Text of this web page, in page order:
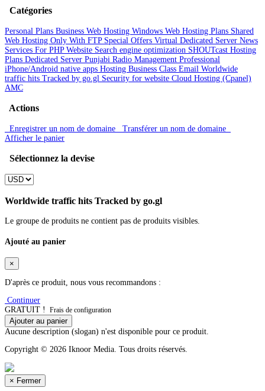
Catégories
Personal Plans Business Web Hosting Windows Web Hosting Plans Shared
Web Hosting Only With FTP Special Offers Virtual Dedicated Server News
Services For PHP Website Search engine optimization SHOUTcast Hosting
Plans Dedicated Server Punjabi Radio Management Professional
iPhone/Android native apps Hosting Business Class Email Worldwide
traffic hits Tracked by go.gl Security for website Cloud Hosting (Cpanel)
AMC
Actions
Enregistrer un nom de domaine
Transférer un nom de domaine
Afficher le panier
Sélectionnez la devise
Worldwide traffic hits Tracked by go.gl
Le groupe de produits ne contient pas de produits visibles.
Ajouté au panier
×
D'après ce produit, nous vous recommandons :
Continuer
GRATUIT !
Frais de configuration
Ajouter au panier
Aucune description (slogan) n'est disponible pour ce produit.
Copyright © 2026 Iknoor Media. Tous droits réservés.
× Fermer